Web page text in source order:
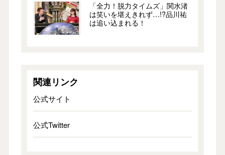
「全力！脱力タイムズ」関水渚
は笑いを堪えきれず…!?品川祐
は追い込まれる！
関連リンク
公式サイト
公式Twitter